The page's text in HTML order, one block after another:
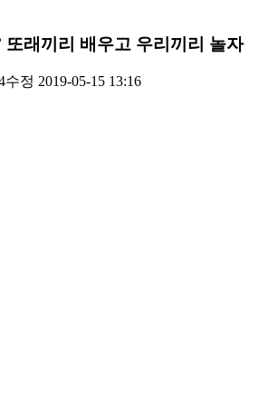
또래끼리 배우고 우리끼리 놀자
수정 2019-05-15 13:16